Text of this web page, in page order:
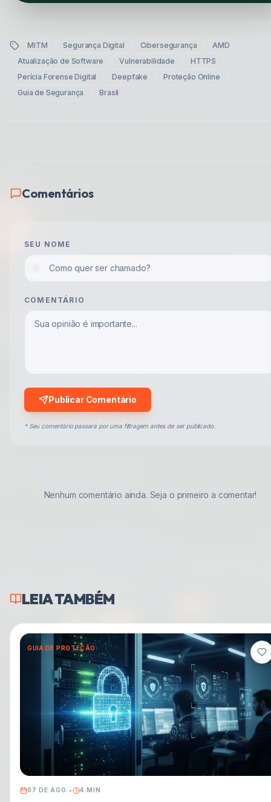
MITM Segurança Digital Cibersegurança
AMD
Atualização de Software
Vulnerabilidade
HTTPS
Perícia Forense Digital
Deepfake
Proteção Online
Guia de Segurança
Brasil
Comentários
SEU NOME
COMENTÁRIO
Publicar Comentário
* Seu comentário passará por uma filtragem antes de ser publicado.
Nenhum comentário ainda. Seja o primeiro a comentar!
LEIA TAMBÉM
GUIA DE PROTEÇÃO
07 DE AGO. • 4 MIN